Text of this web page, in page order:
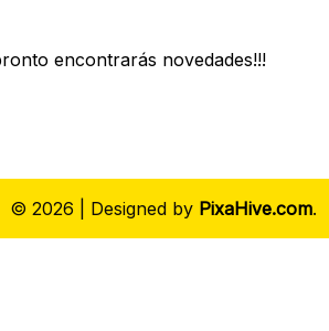
encontrarás novedades!!!
© 2026 Designed by PixaHive.com.